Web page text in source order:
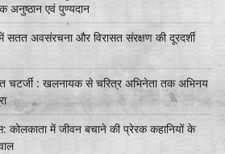
अनुष्ठान एवं पुण्यदान
में सतत अवसंरचना और विरासत संरक्षण की दूरदर्शी
चटर्जी : खलनायक से चरित्र अभिनेता तक अभिनय
कोलकाता में जीवन बचाने की प्रेरक कहानियों के